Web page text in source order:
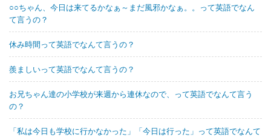
○○ちゃん、今日は来てるかなぁ～まだ風邪かなぁ。。って英語でなん
て言うの？
休み時間って英語でなんて言うの？
羨ましいって英語でなんて言うの？
お兄ちゃん達の小学校が来週から連休なので、って英語でなんて言う
の？
「私は今日も学校に行かなかった」「今日は行った」って英語でなんて